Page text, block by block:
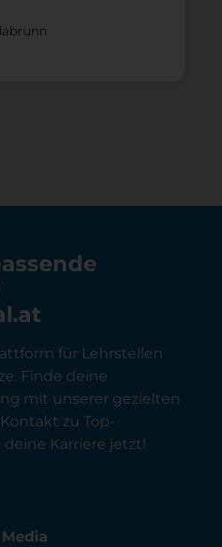
für Lehrstellen
Finde deine
mit unserer gezielten
zu Top-
Karriere jetzt!